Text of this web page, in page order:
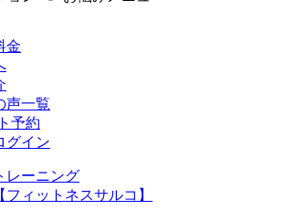
金
声一覧
予約
グイン
レーニング
ィットネスサルコ】